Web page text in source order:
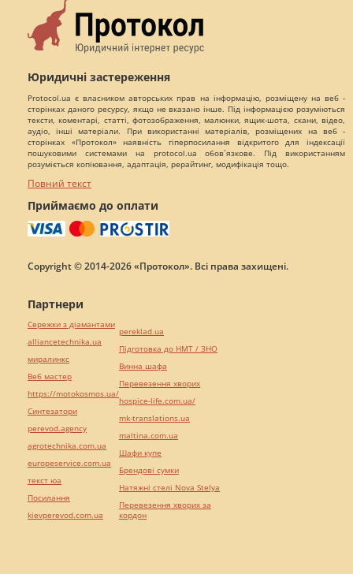
Юридичні застереження
Protocol.ua є власником авторських прав на інформацію, розміщену на веб -
сторінках даного ресурсу, якщо не вказано інше. Під інформацією розуміються
тексти, коментарі, статті, фотозображення, малюнки, ящик-шота, скани, відео,
аудіо, інші матеріали. При використанні матеріалів, розміщених на веб -
сторінках «Протокол» наявність гіперпосилання відкритого для індексації
пошуковими системами на protocol.ua обов`язкове. Під використанням
розуміється копіювання, адаптація, рерайтинг, модифікація тощо.
Повний текст
Приймаємо до оплати
Copyright © 2014-2026 «Протокол». Всі права захищені.
Партнери
Сережки з діамантами
alliancetechnika.ua
миралинкс
Веб мастер
https://motokosmos.ua/
Синтезатори
perevod.agency
agrotechnika.com.ua
europeservice.com.ua
текст юа
Посилання
kievperevod.com.ua
pereklad.ua
Підготовка до НМТ / ЗНО
Винна шафа
Перевезення хворих
hospice-life.com.ua/
mk-translations.ua
maltina.com.ua
Шафи купе
Брендові сумки
Натяжні стелі Nova Stelya
Перевезення хворих за
кордон